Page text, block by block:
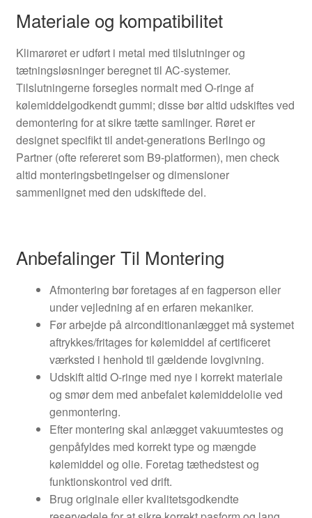
Materiale og kompatibilitet
Klimarøret er udført i metal med tilslutninger og
tætningsløsninger beregnet til AC-systemer.
Tilslutningerne forsegles normalt med O-ringe af
kølemiddelgodkendt gummi; disse bør altid udskiftes ved
demontering for at sikre tætte samlinger. Røret er
designet specifikt til andet-generations Berlingo og
Partner (ofte refereret som B9-platformen), men check
altid monteringsbetingelser og dimensioner
sammenlignet med den udskiftede del.
Anbefalinger Til Montering
Afmontering bør foretages af en fagperson eller
under vejledning af en erfaren mekaniker.
Før arbejde på airconditionanlægget må systemet
aftrykkes/fritages for kølemiddel af certificeret
værksted i henhold til gældende lovgivning.
Udskift altid O-ringe med nye i korrekt materiale
og smør dem med anbefalet kølemiddelolie ved
genmontering.
Efter montering skal anlægget vakuumtestes og
genpåfyldes med korrekt type og mængde
kølemiddel og olie. Foretag tæthedstest og
funktionskontrol ved drift.
Brug originale eller kvalitetsgodkendte